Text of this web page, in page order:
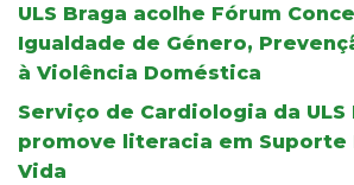
ULS Braga acolhe Fórum
Igualdade de Género,
à Violência Doméstica
Serviço de Cardiologia da ULS
promove literacia em Suporte
Vida